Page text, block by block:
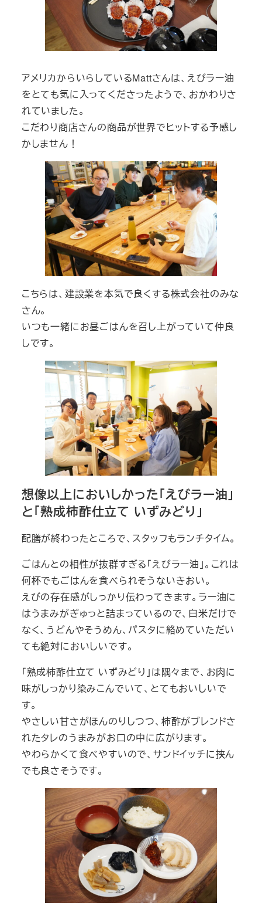
アメリカからいらしているMattさんは、えびラー油
をとても気に入ってくださったようで、おかわりさ
れていました。
こだわり商店さんの商品が世界でヒットする予感し
かしません！
こちらは、建設業を本気で良くする株式会社のみな
さん。
いつも一緒にお昼ごはんを召し上がっていて仲良
しです。
想像以上においしかった「えびラー油」
と「熟成柿酢仕立て いずみどり」
配膳が終わったところで、スタッフもランチタイム。
ごはんとの相性が抜群すぎる「えびラー油」。これは
何杯でもごはんを食べられそうないきおい。
えびの存在感がしっかり伝わってきます。ラー油に
はうまみがぎゅっと詰まっているので、白米だけで
なく、うどんやそうめん、パスタに絡めていただい
ても絶対においしいです。
「熟成柿酢仕立て いずみどり」は隅々まで、お肉に
味がしっかり染みこんでいて、とてもおいしいで
す。
やさしい甘さがほんのりしつつ、柿酢がブレンドさ
れたタレのうまみがお口の中に広がります。
やわらかくて食べやすいので、サンドイッチに挟ん
でも良さそうです。